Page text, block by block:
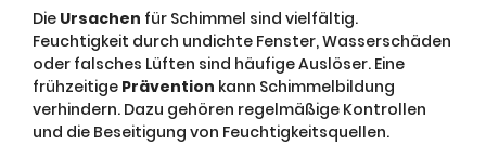
Die Ursachen für Schimmel sind vielfältig.
Feuchtigkeit durch undichte Fenster, Wasserschäden
oder falsches Lüften sind häufige Auslöser. Eine
frühzeitige Prävention kann Schimmelbildung
verhindern. Dazu gehören regelmäßige Kontrollen
und die Beseitigung von Feuchtigkeitsquellen.